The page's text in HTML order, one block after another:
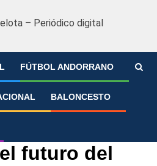
FÚTBOL ANDORRANO
BALONCESTO
futuro del